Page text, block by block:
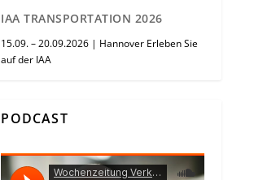
IAA TRANSPORTATION 2026
15.09. – 20.09.2026 | Hannover Erleben Sie
auf der IAA
PODCAST